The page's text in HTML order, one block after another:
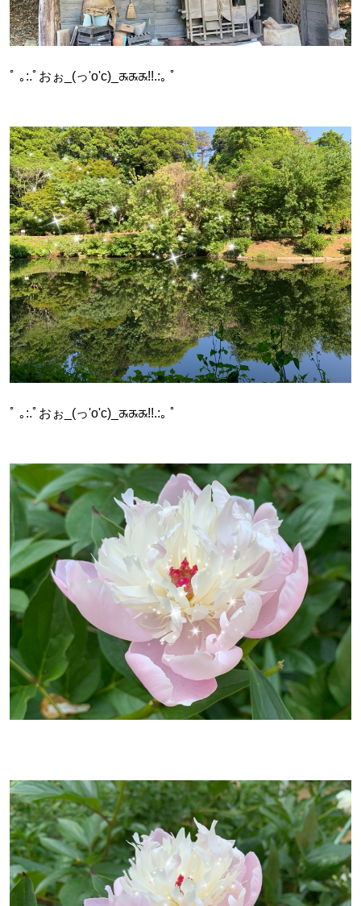
ﾟ ｡:.ﾟおぉ_(っ'o'c)_ᤊᤊᤊ!!.:｡ ﾟ
ﾟ ｡:.ﾟおぉ_(っ'o'c)_ᤊᤊᤊ!!.:｡ ﾟ